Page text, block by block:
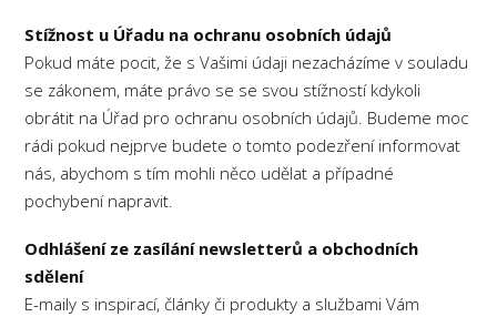
Stížnost u Úřadu na ochranu osobních údajů
Pokud máte pocit, že s Vašimi údaji nezacházíme v souladu
se zákonem, máte právo se se svou stížností kdykoli
obrátit na Úřad pro ochranu osobních údajů. Budeme moc
rádi pokud nejprve budete o tomto podezření informovat
nás, abychom s tím mohli něco udělat a případné
pochybení napravit.
Odhlášení ze zasílání newsletterů a obchodních
sdělení
E-maily s inspirací, články či produkty a službami Vám